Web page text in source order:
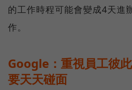
的工作時程可能會變成4天進
作。
Google：重視員工彼
要天天碰面